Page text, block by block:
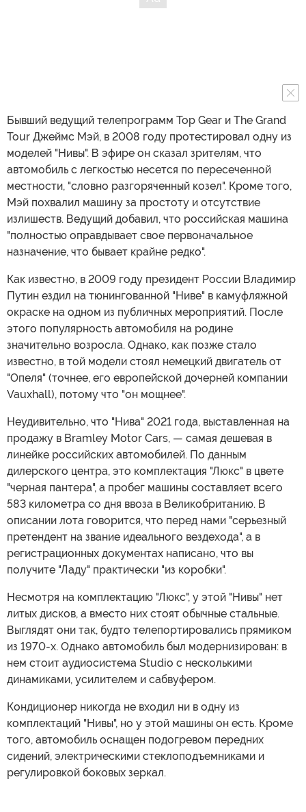
Бывший ведущий телепрограмм Top Gear и The Grand
Tour Джеймс Мэй, в 2008 году протестировал одну из
моделей "Нивы". В эфире он сказал зрителям, что
автомобиль с легкостью несется по пересеченной
местности, "словно разгоряченный козел". Кроме того,
Мэй похвалил машину за простоту и отсутствие
излишеств. Ведущий добавил, что российская машина
"полностью оправдывает свое первоначальное
назначение, что бывает крайне редко".
Как известно, в 2009 году президент России Владимир
Путин ездил на тюнингованной "Ниве" в камуфляжной
окраске на одном из публичных мероприятий. После
этого популярность автомобиля на родине
значительно возросла. Однако, как позже стало
известно, в той модели стоял немецкий двигатель от
"Опеля" (точнее, его европейской дочерней компании
Vauxhall), потому что "он мощнее".
Неудивительно, что "Нива" 2021 года, выставленная на
продажу в Bramley Motor Cars, — самая дешевая в
линейке российских автомобилей. По данным
дилерского центра, это комплектация "Люкс" в цвете
"черная пантера", а пробег машины составляет всего
583 километра со дня ввоза в Великобританию. В
описании лота говорится, что перед нами "серьезный
претендент на звание идеального вездехода", а в
регистрационных документах написано, что вы
получите "Ладу" практически "из коробки".
Несмотря на комплектацию "Люкс", у этой "Нивы" нет
литых дисков, а вместо них стоят обычные стальные.
Выглядят они так, будто телепортировались прямиком
из 1970-х. Однако автомобиль был модернизирован: в
нем стоит аудиосистема Studio с несколькими
динамиками, усилителем и сабвуфером.
Кондиционер никогда не входил ни в одну из
комплектаций "Нивы", но у этой машины он есть. Кроме
того, автомобиль оснащен подогревом передних
сидений, электрическими стеклоподъемниками и
регулировкой боковых зеркал.